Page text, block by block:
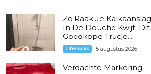
Zo Raak Je Kalkaanslag
In De Douche Kwijt: Dit
Goedkope Trucje...
Lifehacks 5 augustus 2026
Verdachte Markering